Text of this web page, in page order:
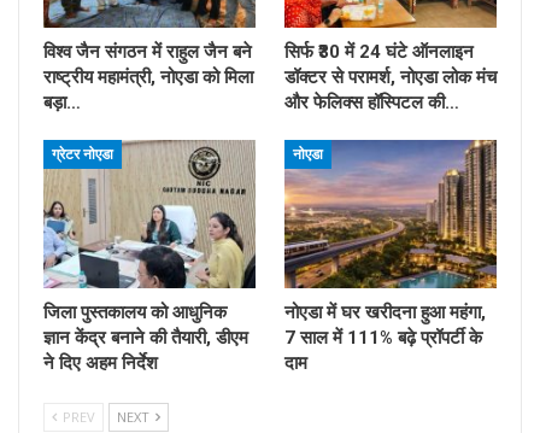
विश्व जैन संगठन में राहुल जैन बने
राष्ट्रीय महामंत्री, नोएडा को मिला
बड़ा…
सिर्फ ₹30 में 24 घंटे ऑनलाइन
डॉक्टर से परामर्श, नोएडा लोक मंच
और फेलिक्स हॉस्पिटल की…
ग्रेटर नोएडा
जिला पुस्तकालय को आधुनिक
ज्ञान केंद्र बनाने की तैयारी, डीएम
ने दिए अहम निर्देश
नोएडा
नोएडा में घर खरीदना हुआ महंगा,
7 साल में 111% बढ़े प्रॉपर्टी के
दाम
PREV NEXT